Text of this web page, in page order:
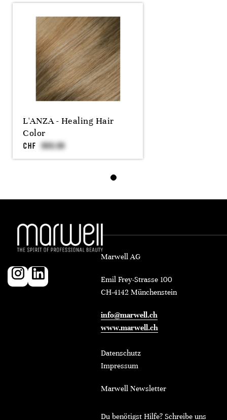
L'ANZA - Healing Hair
Color
CHF
Marwell AG
Emil Frey-Strasse 100
CH-4142 Münchenstein
info@marwell.ch
www.marwell.ch
Datenschutz
Impressum
Marwell Newsletter
Du benötigst Hilfe? Schreibe uns